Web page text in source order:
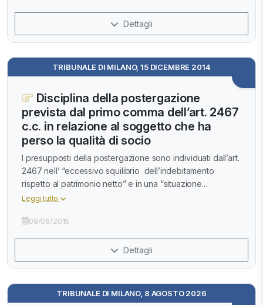
Dettagli
TRIBUNALE DI MILANO, 15 DICEMBRE 2014
Disciplina della postergazione
prevista dal primo comma dell’art. 2467
c.c. in relazione al soggetto che ha
perso la qualità di socio
I presupposti della postergazione sono individuati dall’art.
2467 nell’ “eccessivo squilibrio dell’indebitamento
rispetto al patrimonio netto” e in una “situazione...
Leggi tutto
08/06/2015
Dettagli
TRIBUNALE DI MILANO, 8 AGOSTO 2026